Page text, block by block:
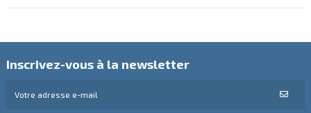
Inscrivez-vous à la newsletter